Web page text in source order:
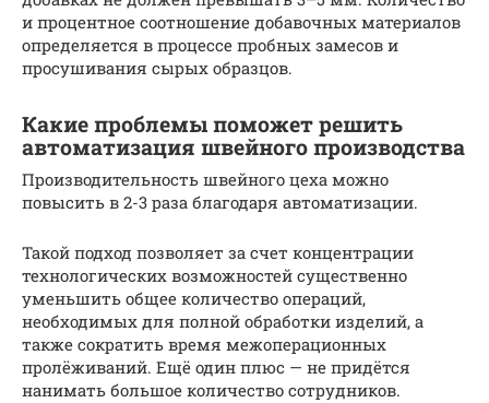
и процентное соотношение добавочных материалов
определяется в процессе пробных замесов и
просушивания сырых образцов.
Какие проблемы поможет решить
автоматизация швейного производства
Производительность швейного цеха можно
повысить в 2-3 раза благодаря автоматизации.
Такой подход позволяет за счет концентрации
технологических возможностей существенно
уменьшить общее количество операций,
необходимых для полной обработки изделий, а
также сократить время межоперационных
пролёживаний. Ещё один плюс — не придётся
нанимать большое количество сотрудников.